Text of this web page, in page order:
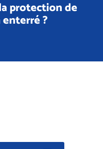
protection de
enterré ?